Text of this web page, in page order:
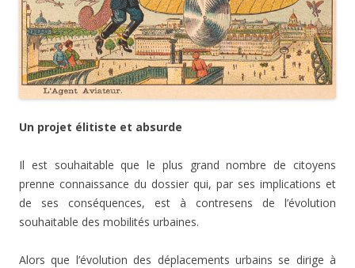
Un projet élitiste et absurde
Il est souhaitable que le plus grand nombre de citoyens
prenne connaissance du dossier qui, par ses implications et
de ses conséquences, est à contresens de l’évolution
souhaitable des mobilités urbaines.
Alors que l’évolution des déplacements urbains se dirige à